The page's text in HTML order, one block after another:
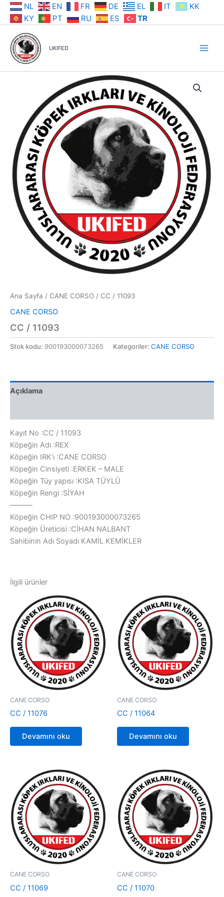
İçeriğe NL EN FR DE EL IT
KK
KY
PT RU ES TR
UKIFED
Ana Sayfa / CANE CORSO / CC / 11093
CANE CORSO
CC / 11093
Stok kodu: 900193000073265 Kategoriler: CANE CORSO
Açıklama
Kayıt No :CC / 11093
Köpeğin Adı :REX
Köpeğin IRK’ı :CANE CORSO
Köpeğin Cinsiyeti :ERKEK – MALE
Köpeğin Tüy yapısı :KISA TÜYLÜ
Köpeğin Rengi :SİYAH
———
Köpeğin CHIP NO :900193000073265
Köpeğin Üreticisi :CİHAN NALBANT
Sahibinin Adı Soyadı KAMİL KEMİKLER
İlgili ürünler
CANE CORSO
CC / 11076
Devamını oku
CANE CORSO
CC / 11064
Devamını oku
CANE CORSO
CC / 11069
CANE CORSO
CC / 11070